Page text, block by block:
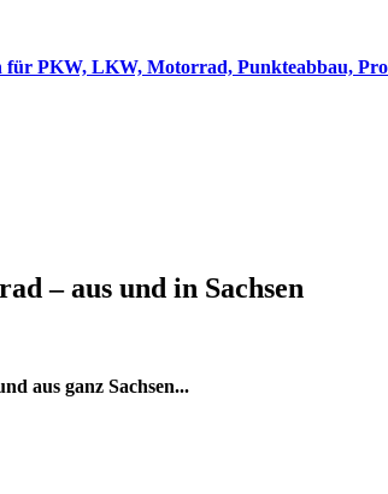
– aus und in Sachsen
aus ganz Sachsen...